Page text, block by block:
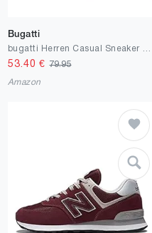
Bugatti
53.40 €79.95
Amazon